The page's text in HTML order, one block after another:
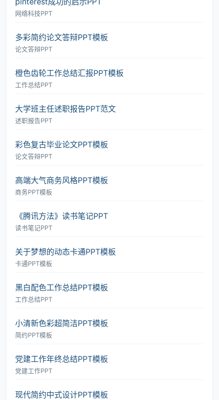
网络科技PPT
多彩简约论文答辩PPT模板
论文答辩PPT
橙色齿轮工作总结汇报PPT模板
工作总结PPT
大学班主任述职报告PPT范文
述职报告PPT
彩色复古毕业论文PPT模板
论文答辩PPT
高端大气商务风格PPT模板
商务PPT模板
《腾讯方法》读书笔记PPT
读书笔记PPT
关于梦想的动态卡通PPT模板
卡通PPT模板
黑白配色工作总结PPT模板
工作总结PPT
小清新色彩超简洁PPT模板
简约PPT模板
党建工作年终总结PPT模板
党建工作PPT
现代简约中式设计PPT模板